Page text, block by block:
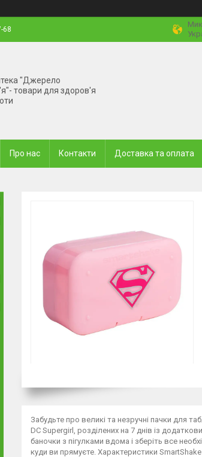
68
"Джерело
товари для здоров'я
Про нас Контакти Доставка та оплата
Забудьте про великі та незручні пачки для
DC Supergirl, розділених на 7 днів із
баночки з пігулками вдома і зберіть все
куди ви прямуєте. Характеристики